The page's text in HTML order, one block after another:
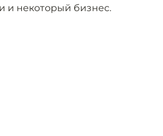
и некоторый бизнес.